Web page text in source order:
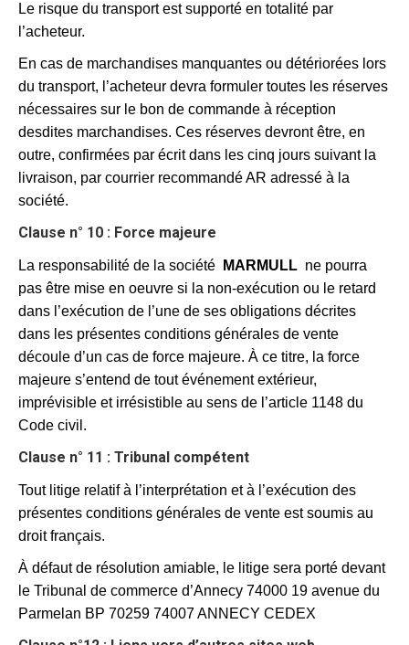
Le risque du transport est supporté en totalité par
l’acheteur.
En cas de marchandises manquantes ou détériorées lors
du transport, l’acheteur devra formuler toutes les réserves
nécessaires sur le bon de commande à réception
desdites marchandises. Ces réserves devront être, en
outre, confirmées par écrit dans les cinq jours suivant la
livraison, par courrier recommandé AR adressé à la
société.
Clause n° 10 : Force majeure
La responsabilité de la société MARMULL ne pourra
pas être mise en oeuvre si la non-exécution ou le retard
dans l’exécution de l’une de ses obligations décrites
dans les présentes conditions générales de vente
découle d’un cas de force majeure. À ce titre, la force
majeure s’entend de tout événement extérieur,
imprévisible et irrésistible au sens de l’article 1148 du
Code civil.
Clause n° 11 : Tribunal compétent
Tout litige relatif à l’interprétation et à l’exécution des
présentes conditions générales de vente est soumis au
droit français.
À défaut de résolution amiable, le litige sera porté devant
le Tribunal de commerce d’Annecy 74000 19 avenue du
Parmelan BP 70259 74007 ANNECY CEDEX